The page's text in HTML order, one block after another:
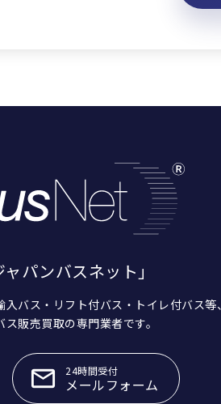
パンバスネット」
バス・リフト付バス・トイレ付バス等、
販売買取の専門業者です。
24時間受付
メールフォーム